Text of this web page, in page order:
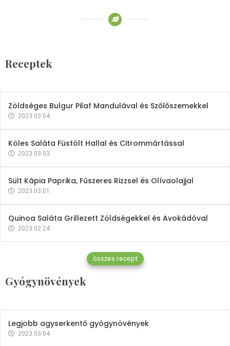
Receptek
2023.03.06.
Zöldséges Bulgur Pilaf Mandulával és Szőlőszemekkel
2023.03.04.
Köles Saláta Füstölt Hallal és Citrommártással
2023.03.03.
Sült Kápia Paprika, Fűszeres Rizzsel és Olívaolajjal
2023.03.01.
Quinoa Saláta Grillezett Zöldségekkel és Avokádóval
2023.02.24.
összes recept
Gyógynövények
Gyógynövények
Mindent a petrezselyemről
2023.12.21.
Legjobb agyserkentő gyógynövények
2023.03.04.